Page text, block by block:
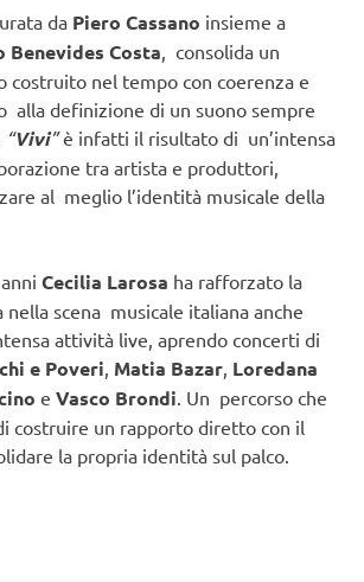
da Piero Cassano insieme a
Benevides Costa , consolida un
costruito nel tempo con coerenza e
alla definizione di un suono sempre
“Vivi”è infatti il risultato di un’intensa
tra artista e produttori,
al meglio l’identità musicale della
Cecilia Larosa ha rafforzato la
nella scena musicale italiana anche
attività live, aprendo concerti di
e Poveri Matia Bazar Loredana
e Vasco Brondi . Un percorso che
costruire un rapporto diretto con il
la propria identità sul palco.